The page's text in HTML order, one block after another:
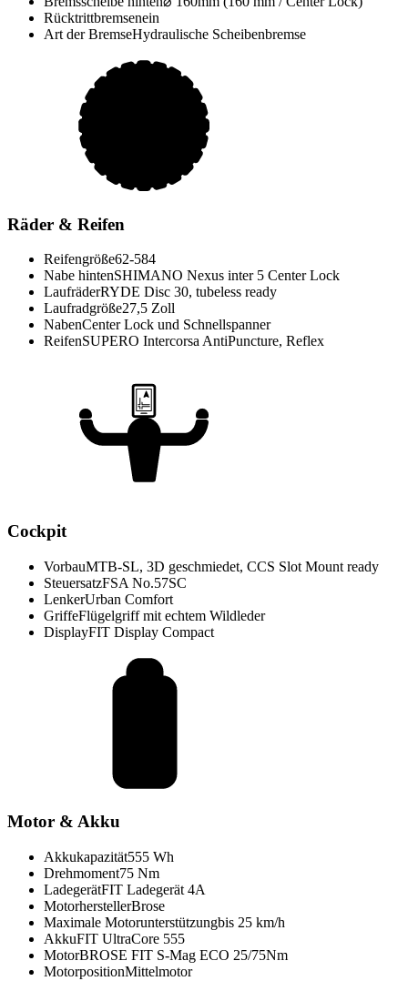
Rücktrittbremsenein
Art der BremseHydraulische Scheibenbremse
Räder & Reifen
Reifengröße62-584
Nabe hintenSHIMANO Nexus inter 5 Center Lock
LaufräderRYDE Disc 30, tubeless ready
Laufradgröße27,5 Zoll
NabenCenter Lock und Schnellspanner
ReifenSUPERO Intercorsa AntiPuncture, Reflex
Cockpit
VorbauMTB-SL, 3D geschmiedet, CCS Slot Mount ready
SteuersatzFSA No.57SC
LenkerUrban Comfort
GriffeFlügelgriff mit echtem Wildleder
DisplayFIT Display Compact
Motor & Akku
Akkukapazität555 Wh
Drehmoment75 Nm
LadegerätFIT Ladegerät 4A
MotorherstellerBrose
Maximale Motorunterstützungbis 25 km/h
AkkuFIT UltraCore 555
MotorBROSE FIT S-Mag ECO 25/75Nm
MotorpositionMittelmotor